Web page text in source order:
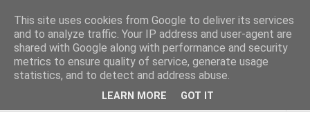
Kludge
Private Notizen aus Halle an der Saale
This site uses cookies from Google to deliver its services
and to analyze traffic. Your IP address and user-agent are
shared with Google along with performance and security
metrics to ensure quality of service, generate usage
statistics, and to detect and address abuse.
LEARN MORE GOT IT